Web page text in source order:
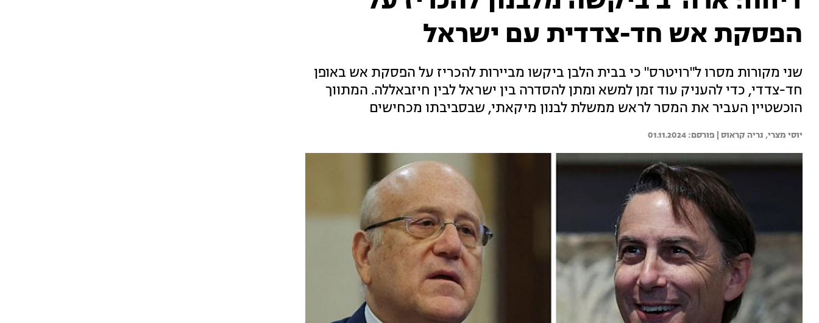
הפסקת אש חד-צדדית עם ישראל
שני מקורות מסרו ל"רויטרס" כי בבית הלבן ביקשו מביירות להכריז על הפסקת אש באופן
חד-צדדי, כדי להעניק עוד זמן למשא ומתן להסדרה בין ישראל לבין חיזבאללה. המתווך
הוכשטיין העביר את המסר לראש ממשלת לבנון מיקאתי, שבסביבתו מכחישים
יוסי מצרי, נריה קראוס | 01.11.2024